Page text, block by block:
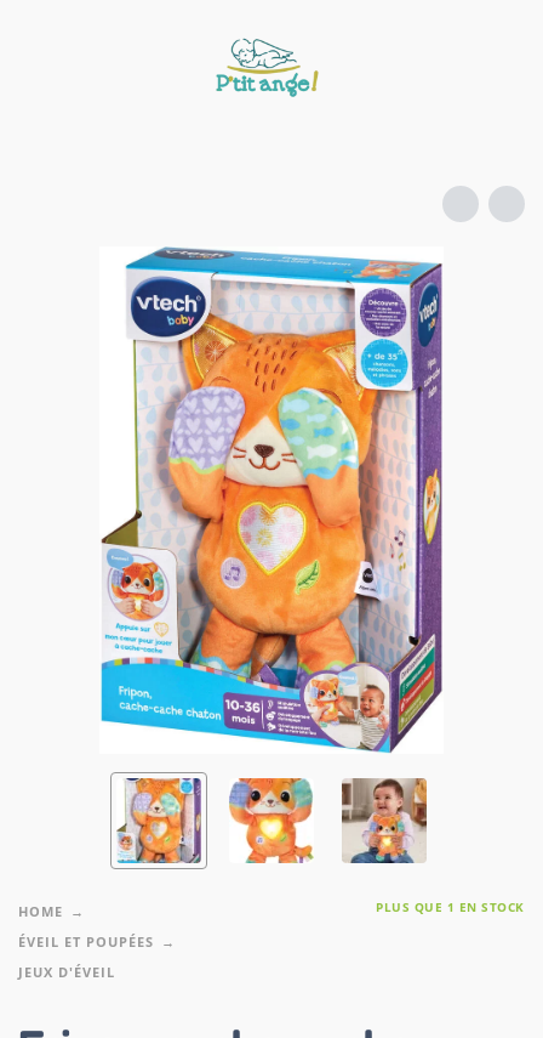
HOME
ÉVEIL ET POUPÉES
JEUX D'ÉVEIL
PLUS QUE 1 EN STOCK